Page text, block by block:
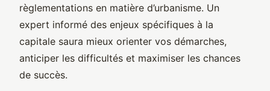
règlementations en matière d’urbanisme. Un
expert informé des enjeux spécifiques à la
capitale saura mieux orienter vos démarches,
anticiper les difficultés et maximiser les chances
de succès.